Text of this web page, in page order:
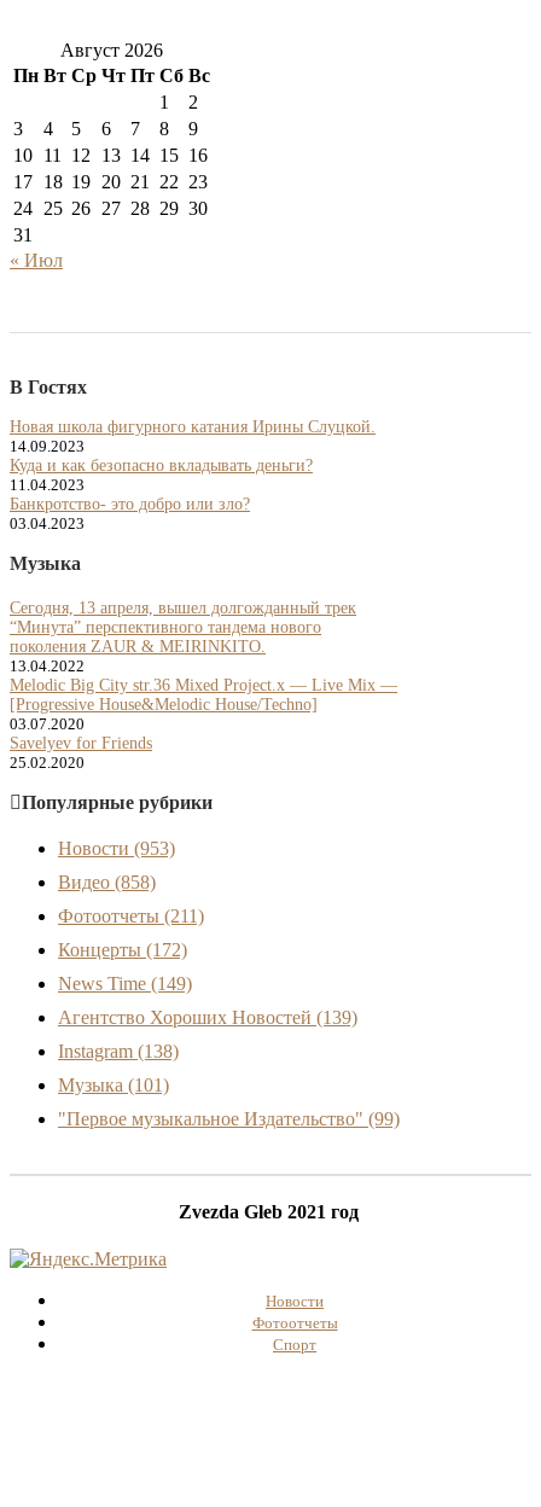
Август 2026
Пн Вт Ср Чт Пт Сб Вс
1
2
3
4 5 6 7 8
9
10 11 12 13 14 15 16
17 18 19 20 21 22 23
24 25 26 27 28 29 30
31
« Июл
В Гостях
Новая школа фигурного катания Ирины Слуцкой.
14.09.2023
Куда и как безопасно вкладывать деньги?
11.04.2023
Банкротство- это добро или зло?
03.04.2023
Музыка
Сегодня, 13 апреля, вышел долгожданный трек
“Минута” перспективного тандема нового
поколения ZAUR & MEIRINKITO.
13.04.2022
Melodic Big City str.36 Mixed Project.x — Live Mix —
[Progressive House&Melodic House/Techno]
03.07.2020
Savelyev for Friends
25.02.2020
Популярные рубрики
Новости (953)
Видео (858)
Фотоотчеты (211)
Концерты (172)
News Time (149)
Агентство Хороших Новостей (139)
Instagram (138)
Музыка (101)
"Первое музыкальное Издательство" (99)
Zvezda Gleb 2021 год
Новости
Фотоотчеты
Спорт